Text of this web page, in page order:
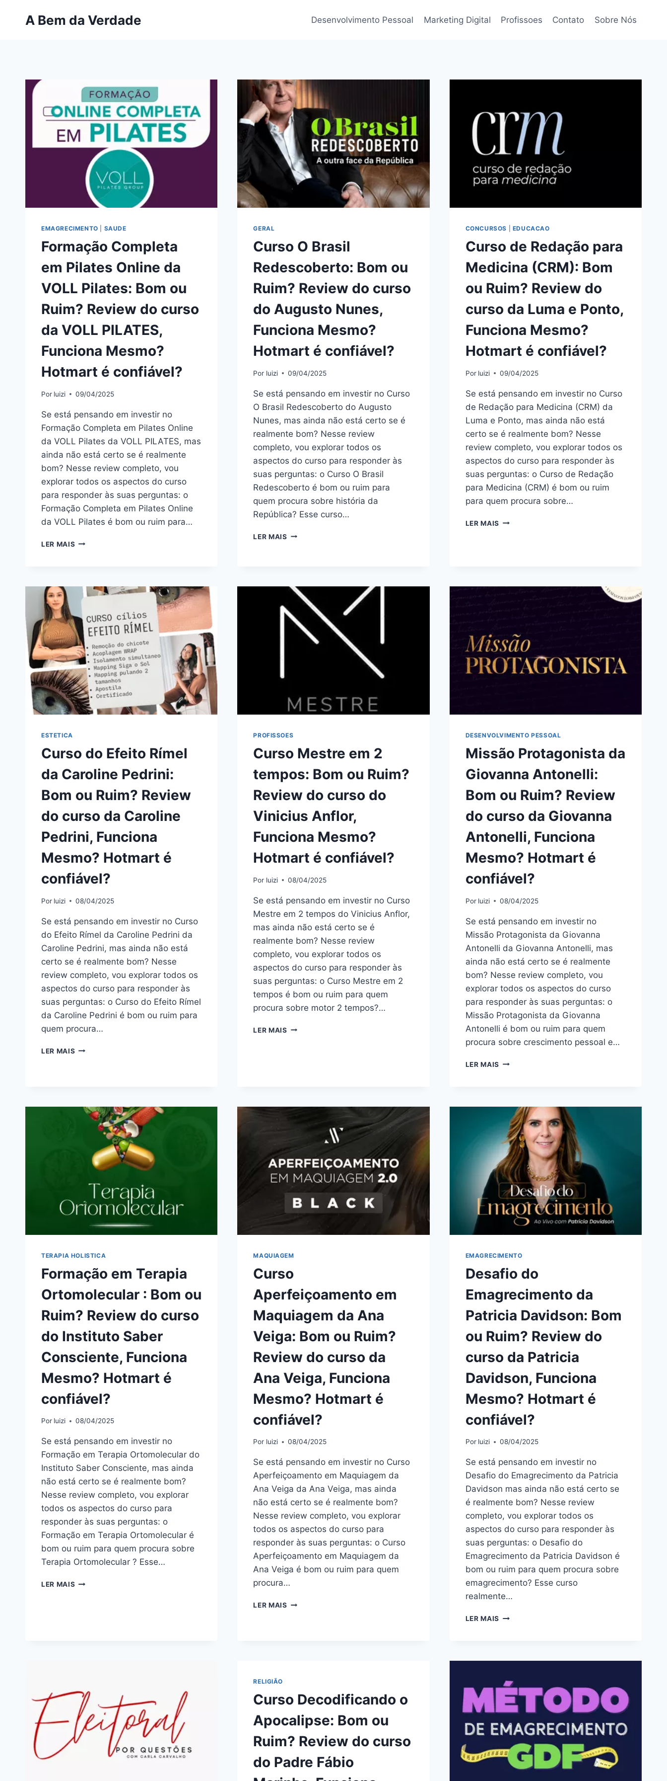
A Bem da Verdade Desenvolvimento Pessoal Marketing Digital Profissoes Contato Sobre Nós
EMAGRECIMENTO SAUDE
Formação Completa
em Pilates Online da
VOLL Pilates: Bom ou
Ruim? Review do curso
da VOLL PILATES,
Funciona Mesmo?
Hotmart é confiável?
Por luizi 09/04/2025
Se está pensando em investir no
Formação Completa em Pilates Online
da VOLL Pilates da VOLL PILATES, mas
ainda não está certo se é realmente
bom? Nesse review completo, vou
explorar todos os aspectos do curso
para responder às suas perguntas: o
Formação Completa em Pilates Online
da VOLL Pilates é bom ou ruim para…
LER MAIS FORMAÇÃO
DA
PILATES:
BOM
OU
RUIM?
REVIEW
DO
CURSO
DA
VOLL
PILATES,
É
CONFIÁVEL?
GERAL
Curso O Brasil
Redescoberto: Bom ou
Ruim? Review do curso
do Augusto Nunes,
Funciona Mesmo?
Hotmart é confiável?
Por luizi 09/04/2025
Se está pensando em investir no Curso
O Brasil Redescoberto do Augusto
Nunes, mas ainda não está certo se é
realmente bom? Nesse review
completo, vou explorar todos os
aspectos do curso para responder às
suas perguntas: o Curso O Brasil
Redescoberto é bom ou ruim para
quem procura sobre história da
República? Esse curso…
LER MAIS CURSO
OU
RUIM?
REVIEW
DO
CURSO
É
CONFIÁVEL?
CONCURSOS EDUCACAO
Curso de Redação para
Medicina (CRM): Bom
ou Ruim? Review do
curso da Luma e Ponto,
Funciona Mesmo?
Hotmart é confiável?
Por luizi 09/04/2025
Se está pensando em investir no Curso
de Redação para Medicina (CRM) da
Luma e Ponto, mas ainda não está
certo se é realmente bom? Nesse
review completo, vou explorar todos os
aspectos do curso para responder às
suas perguntas: o Curso de Redação
para Medicina (CRM) é bom ou ruim
para quem procura sobre…
LER MAIS CURSO
RUIM?
CURSO
DA
LUMA
PONTO,
ESTETICA
Curso do Efeito Rímel
da Caroline Pedrini:
Bom ou Ruim? Review
do curso da Caroline
Pedrini, Funciona
Mesmo? Hotmart é
confiável?
Por luizi 08/04/2025
Se está pensando em investir no Curso
do Efeito Rímel da Caroline Pedrini da
Caroline Pedrini, mas ainda não está
certo se é realmente bom? Nesse
review completo, vou explorar todos os
aspectos do curso para responder às
suas perguntas: o Curso do Efeito Rímel
da Caroline Pedrini é bom ou ruim para
quem procura…
LER MAIS CURSO
PEDRINI:
BOM
REVIEW
CURSO
CAROLINE
PEDRINI,
FUNCIONA
MESMO?
HOTMART
CONFIÁVEL?
PROFISSOES
Curso Mestre em 2
tempos: Bom ou Ruim?
Review do curso do
Vinicius Anflor,
Funciona Mesmo?
Hotmart é confiável?
Por luizi 08/04/2025
Se está pensando em investir no Curso
Mestre em 2 tempos do Vinicius Anflor,
mas ainda não está certo se é
realmente bom? Nesse review
completo, vou explorar todos os
aspectos do curso para responder às
suas perguntas: o Curso Mestre em 2
tempos é bom ou ruim para quem
procura sobre motor 2 tempos?…
LER MAIS CURSO
REVIEW
VINICIUS
ANFLOR,
FUNCIONA
MESMO?
HOTMART
CONFIÁVEL?
DESENVOLVIMENTO PESSOAL
Missão Protagonista da
Giovanna Antonelli:
Bom ou Ruim? Review
do curso da Giovanna
Antonelli, Funciona
Mesmo? Hotmart é
confiável?
Por luizi 08/04/2025
Se está pensando em investir no
Missão Protagonista da Giovanna
Antonelli da Giovanna Antonelli, mas
ainda não está certo se é realmente
bom? Nesse review completo, vou
explorar todos os aspectos do curso
para responder às suas perguntas: o
Missão Protagonista da Giovanna
Antonelli é bom ou ruim para quem
procura sobre crescimento pessoal e…
LER MAIS MISSÃO
BOM
OU
RUIM?
REVIEW
DO
CURSO
DA
GIOVANNA
ANTONELLI,
FUNCIONA
MESMO?
HOTMART
TERAPIA HOLISTICA
Formação em Terapia
Ortomolecular : Bom ou
Ruim? Review do curso
do Instituto Saber
Consciente, Funciona
Mesmo? Hotmart é
confiável?
Por luizi 08/04/2025
Se está pensando em investir no
Formação em Terapia Ortomolecular do
Instituto Saber Consciente, mas ainda
não está certo se é realmente bom?
Nesse review completo, vou explorar
todos os aspectos do curso para
responder às suas perguntas: o
Formação em Terapia Ortomolecular é
bom ou ruim para quem procura sobre
Terapia Ortomolecular ? Esse…
LER MAIS FORMAÇÃO
DO
INSTITUTO
SABER
CONSCIENTE,
FUNCIONA
HOTMART
MAQUIAGEM
Curso
Aperfeiçoamento em
Maquiagem da Ana
Veiga: Bom ou Ruim?
Review do curso da
Ana Veiga, Funciona
Mesmo? Hotmart é
confiável?
Por luizi 08/04/2025
Se está pensando em investir no Curso
Aperfeiçoamento em Maquiagem da
Ana Veiga da Ana Veiga, mas ainda
não está certo se é realmente bom?
Nesse review completo, vou explorar
todos os aspectos do curso para
responder às suas perguntas: o Curso
Aperfeiçoamento em Maquiagem da
Ana Veiga é bom ou ruim para quem
procura…
LER MAIS CURSO
RUIM?
REVIEW
DO
CURSO
DA
ANA
VEIGA,
FUNCIONA
EMAGRECIMENTO
Desafio do
Emagrecimento da
Patricia Davidson: Bom
ou Ruim? Review do
curso da Patricia
Davidson, Funciona
Mesmo? Hotmart é
confiável?
Por luizi 08/04/2025
Se está pensando em investir no
Desafio do Emagrecimento da Patricia
Davidson mas ainda não está certo se
é realmente bom? Nesse review
completo, vou explorar todos os
aspectos do curso para responder às
suas perguntas: o Desafio do
Emagrecimento da Patricia Davidson é
bom ou ruim para quem procura sobre
emagrecimento? Esse curso
realmente…
LER MAIS DESAFIO
BOM
OU
RUIM?
REVIEW
DO
CURSO
PATRICIA
DAVIDSON,
FUNCIONA
RELIGIÃO
Curso Decodificando o
Apocalipse: Bom ou
Ruim? Review do curso
do Padre Fábio